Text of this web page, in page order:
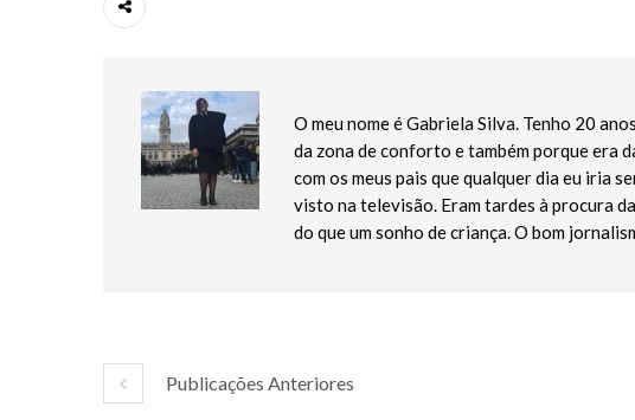
O meu nome é Gabriela Silva. Tenho 20
da zona de conforto e também porque era
com os meus pais que qualquer dia eu iria
visto na televisão. Eram tardes à procura
do que um sonho de criança. O bom
Publicações Anteriores